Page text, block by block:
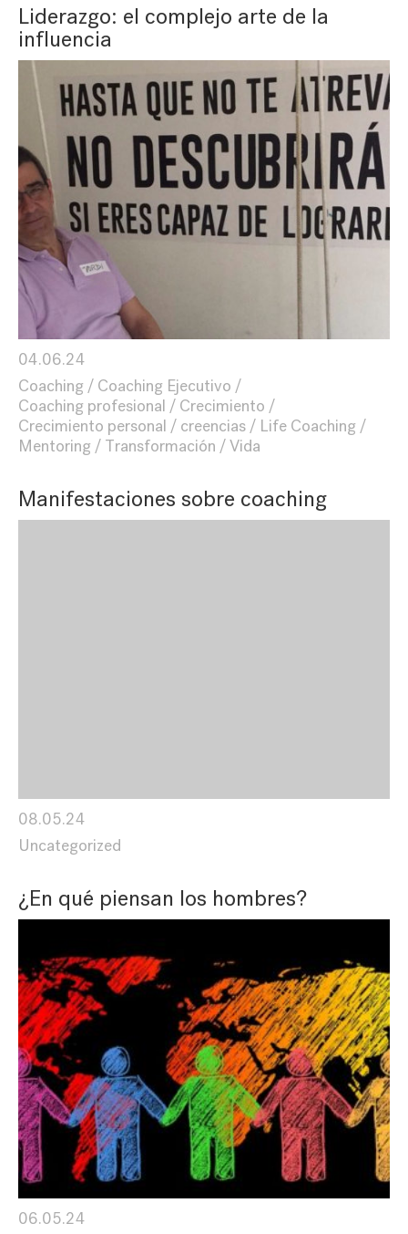
Liderazgo: el complejo arte de la
influencia
04.06.24
Coaching
Coaching Ejecutivo
Coaching profesional
Crecimiento
Crecimiento personal
creencias
Life Coaching
Mentoring
Transformación Vida
Manifestaciones sobre coaching
08.05.24
Uncategorized
¿En qué piensan los hombres?
06.05.24